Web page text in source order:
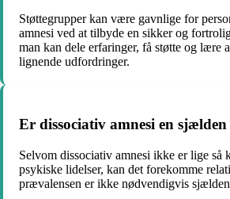
Støttegrupper kan være gavnlige for
amnesi ved at tilbyde en sikker og
man kan dele erfaringer, få støtte og lære
lignende udfordringer.
Er dissociativ amnesi en sjælden
Selvom dissociativ amnesi ikke er lige så
psykiske lidelser, kan det forekomme
prævalensen er ikke nødvendigvis